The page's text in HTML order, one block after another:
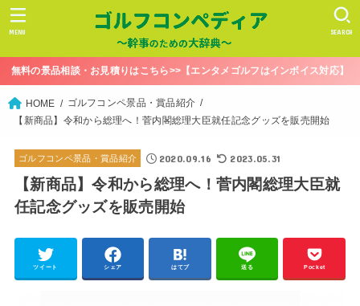
SEARCH
MENU
無料の景品相談・お見積りはこちら>>【エンタメゴルフはインボイス対応】
HOME
ゴルフコンペ景品・賞品紹介
【新商品】令和から総理へ！菅内閣総理大臣就任記念グッズを販売開始
ゴルフコンペ景品・賞品紹介 2020.09.16 2023.05.31
【新商品】令和から総理へ！菅内閣総理大臣就
任記念グッズを販売開始
ツイート シェア はてブ 送る Pocket